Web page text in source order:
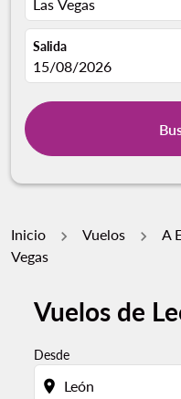
Las Vegas
Salida
fc-booking-departure-
15/08/2026
Inicio Vuelos A
Vegas
Vuelos de
Desde
location_on